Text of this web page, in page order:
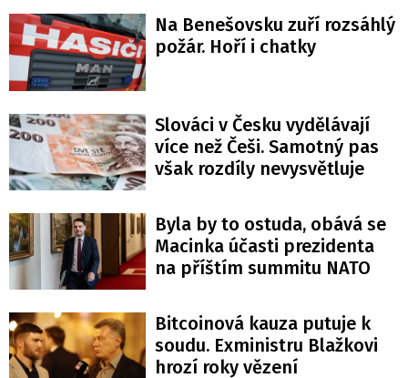
Na Benešovsku zuří rozsáhlý
požár. Hoří i chatky
Slováci v Česku vydělávají
více než Češi. Samotný pas
však rozdíly nevysvětluje
Byla by to ostuda, obává se
Macinka účasti prezidenta
na příštím summitu NATO
Bitcoinová kauza putuje k
soudu. Exministru Blažkovi
hrozí roky vězení